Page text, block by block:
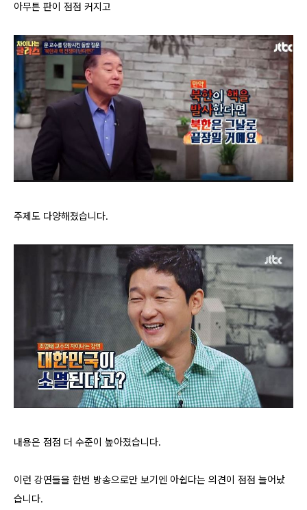
아무튼 판이 점점 커지고
주제도 다양해졌습니다.
내용은 점점 더 수준이 높아졌습니다.
이런 강연들을 한번 방송으로만 보기엔 아쉽다는 의견이 점점 늘어났
습니다.